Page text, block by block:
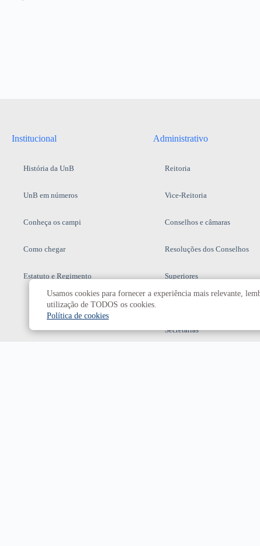
Institucional
História da UnB
UnB em números
Conheça os campi
Como chegar
Estatuto e Regimento
Administrativo
Reitoria
Vice-Reitoria
Conselhos e câmaras
Resoluções dos Conselhos
Superiores
Secretarias
Usamos cookies para fornecer a experiência mais relevante,
utilização de TODOS os cookies.
Política de cookies